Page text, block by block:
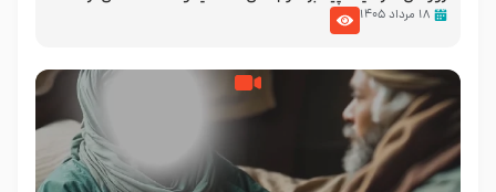
نوانمایش حرامیان در احرام – 1389
۱۸ مرداد ۱۴۰۵